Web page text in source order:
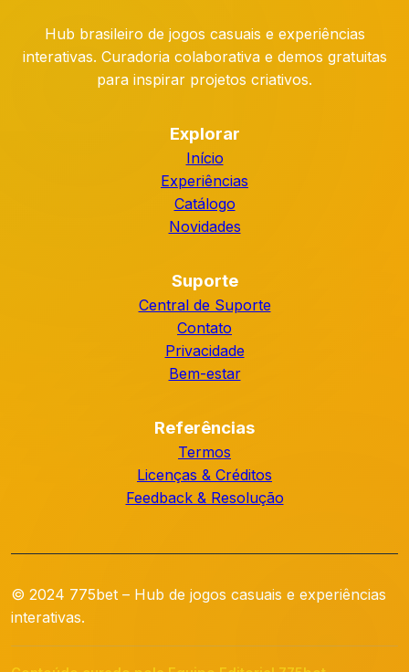
Hub brasileiro de jogos casuais e experiências
interativas. Curadoria colaborativa e demos gratuitas
para inspirar projetos criativos.
Explorar
Início
Experiências
Catálogo
Novidades
Suporte
Central de Suporte
Contato
Privacidade
Bem-estar
Referências
Termos
Licenças & Créditos
Feedback & Resolução
© 2024 775bet – Hub de jogos casuais e experiências
interativas.